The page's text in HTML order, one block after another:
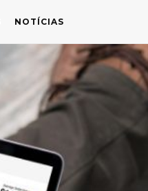
NOTÍCIAS